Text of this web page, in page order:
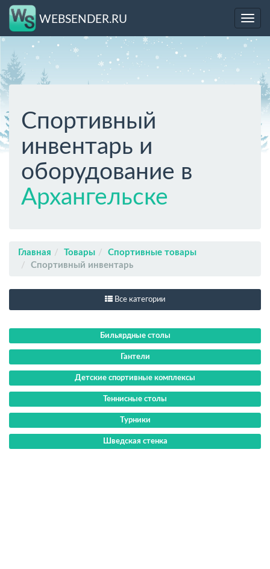
WEBSENDER.RU
Спортивный
инвентарь и
оборудование в
Архангельске
Главная Товары
Спортивные товары
Спортивный инвентарь
Все категории
Бильярдные столы
Гантели
Детские спортивные комплексы
Теннисные столы
Турники
Шведская стенка